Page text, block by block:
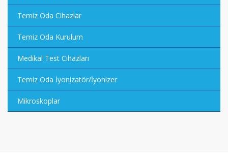
Temiz Oda Cihazlar
Temiz Oda Kurulum
Medikal Test Cihazları
Temiz Oda İyonizatör/İyonizer
Mikroskoplar